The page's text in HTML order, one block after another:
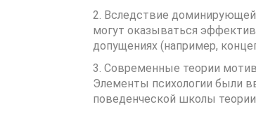
2. Вследствие
могут оказываться
допущениях (например,
3. Современные теории
Элементы психологии были
поведенческой школы теории